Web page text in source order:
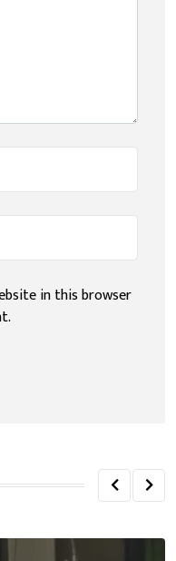
in this browser